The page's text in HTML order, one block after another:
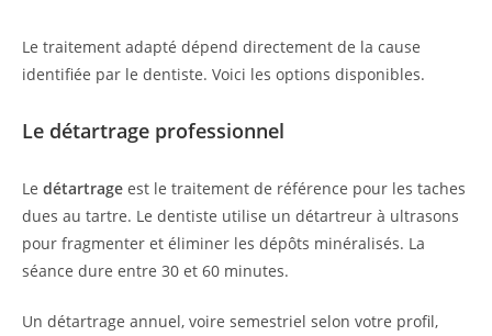
Le traitement adapté dépend directement de la cause
identifiée par le dentiste. Voici les options disponibles.
Le détartrage professionnel
Le détartrage est le traitement de référence pour les taches
dues au tartre. Le dentiste utilise un détartreur à ultrasons
pour fragmenter et éliminer les dépôts minéralisés. La
séance dure entre 30 et 60 minutes.
Un détartrage annuel, voire semestriel selon votre profil,